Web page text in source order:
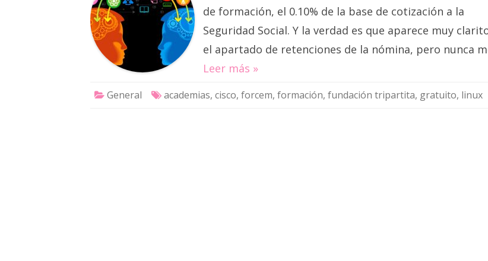
de formación, el 0.10% de la base de cotización a la
Seguridad Social. Y la verdad es que aparece muy
el apartado de retenciones de la nómina, pero nunca
Leer más »
General academias, cisco, forcem, formación, fundación tripartita, gratuito, linux